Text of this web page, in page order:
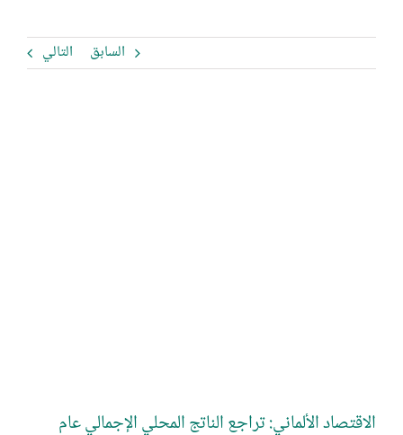
السابق التالي
الاقتصاد الألماني: تراجع الناتج المحلي الإجمالي عام